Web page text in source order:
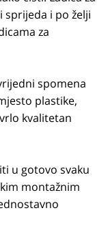
sprijeda i po želji
za
spomena
plastike,
kvalitetan
u gotovo svaku
montažnim